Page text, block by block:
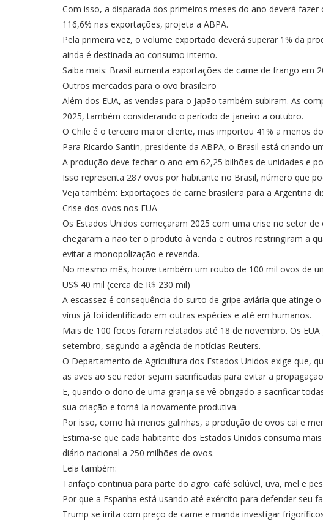
Com isso, a disparada dos primeiros meses do ano deverá
116,6% nas exportações, projeta a ABPA.
Pela primeira vez, o volume exportado deverá superar 1% da
ainda é destinada ao consumo interno.
Saiba mais: Brasil aumenta exportações de carne de frango em
Outros mercados para o ovo brasileiro
Além dos EUA, as vendas para o Japão também subiram. As
2025, também considerando o período de janeiro a outubro.
O Chile é o terceiro maior cliente, mas importou 41% a menos
Para Ricardo Santin, presidente da ABPA, o Brasil está criando
A produção deve fechar o ano em 62,25 bilhões de unidades e
Isso representa 287 ovos por habitante no Brasil, número que
Veja também: Exportações de carne brasileira para a Argentina
Crise dos ovos nos EUA
Os Estados Unidos começaram 2025 com uma crise no setor
chegaram a não ter o produto à venda e outros restringiram a
evitar a monopolização e revenda.
No mesmo mês, houve também um roubo de 100 mil ovos de
US$ 40 mil (cerca de R$ 230 mil)
A escassez é consequência do surto de gripe aviária que atinge
vírus já foi identificado em outras espécies e até em humanos.
Mais de 100 focos foram relatados até 18 de novembro. Os
setembro, segundo a agência de notícias Reuters.
O Departamento de Agricultura dos Estados Unidos exige que,
as aves ao seu redor sejam sacrificadas para evitar a
E, quando o dono de uma granja se vê obrigado a sacrificar
sua criação e torná-la novamente produtiva.
Por isso, como há menos galinhas, a produção de ovos cai e
Estima-se que cada habitante dos Estados Unidos consuma
diário nacional a 250 milhões de ovos.
Leia também:
Tarifaço continua para parte do agro: café solúvel, uva, mel e
Por que a Espanha está usando até exército para defender seu
Trump se irrita com preço de carne e manda investigar